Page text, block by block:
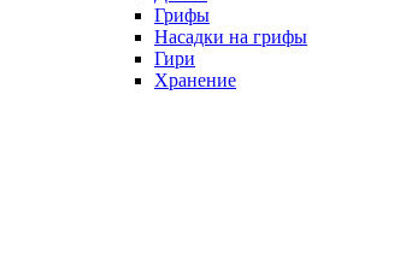
Грифы
Насадки на грифы
Гири
Хранение